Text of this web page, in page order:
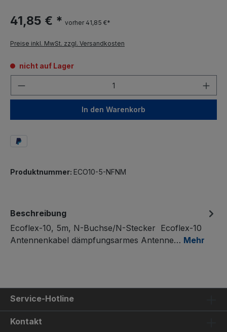
41,85 € * vorher 41,85 €*
Preise inkl. MwSt. zzgl. Versandkosten
nicht auf Lager
In den Warenkorb
Produktnummer: ECO10-5-NFNM
Beschreibung
Ecoflex-10, 5m, N-Buchse/N-Stecker Ecoflex-10
Antennenkabel dämpfungsarmes Antenne… Mehr
Service-Hotline
Kontakt